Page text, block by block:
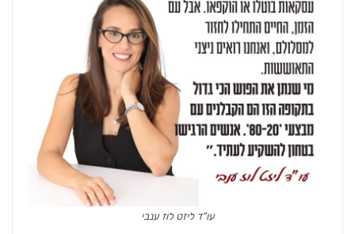
עו"ד ליזט לוז ענבי